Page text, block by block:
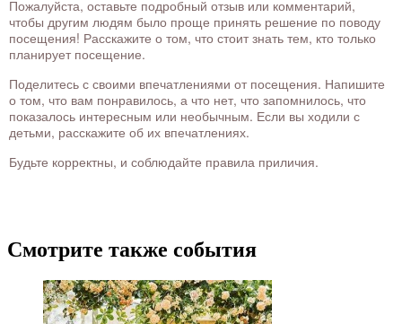
Пожалуйста, оставьте подробный отзыв или комментарий,
чтобы другим людям было проще принять решение по поводу
посещения! Расскажите о том, что стоит знать тем, кто только
планирует посещение.
Поделитесь с своими впечатлениями от посещения. Напишите
о том, что вам понравилось, а что нет, что запомнилось, что
показалось интересным или необычным. Если вы ходили с
детьми, расскажите об их впечатлениях.
Будьте корректны, и соблюдайте правила приличия.
Смотрите также события